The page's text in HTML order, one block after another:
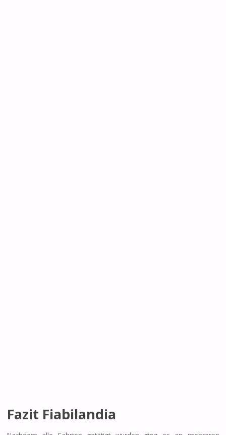
Fazit Fiabilandia